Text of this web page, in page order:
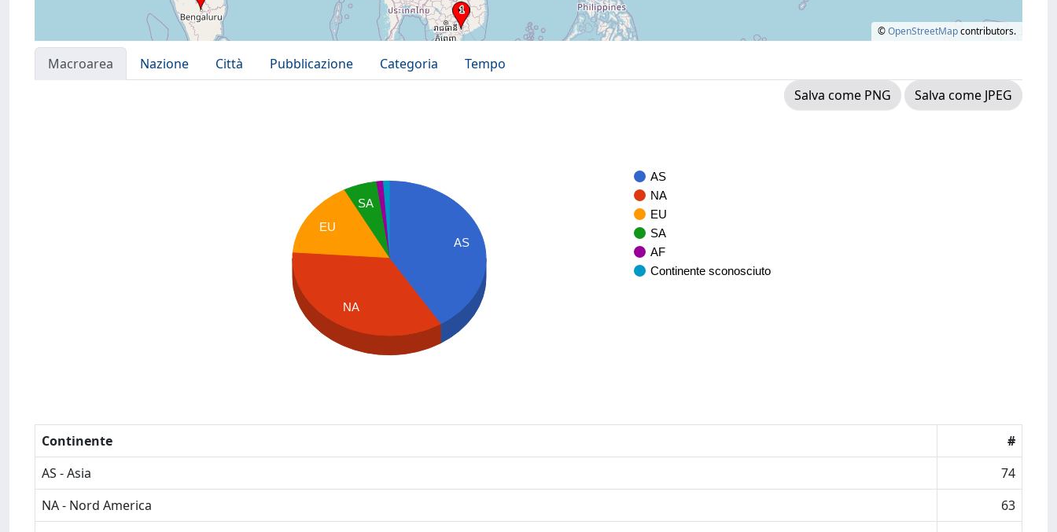
©OpenStreetMapcontributors.
Macroarea Nazione Città Pubblicazione Categoria
Tempo
Salva come PNG
Salva come JPEG
AS
NA
EU
SA
AF
Continente sconosciuto
AS
SA
EU
NA
Continente
#
AS - Asia
74
NA - Nord America
63